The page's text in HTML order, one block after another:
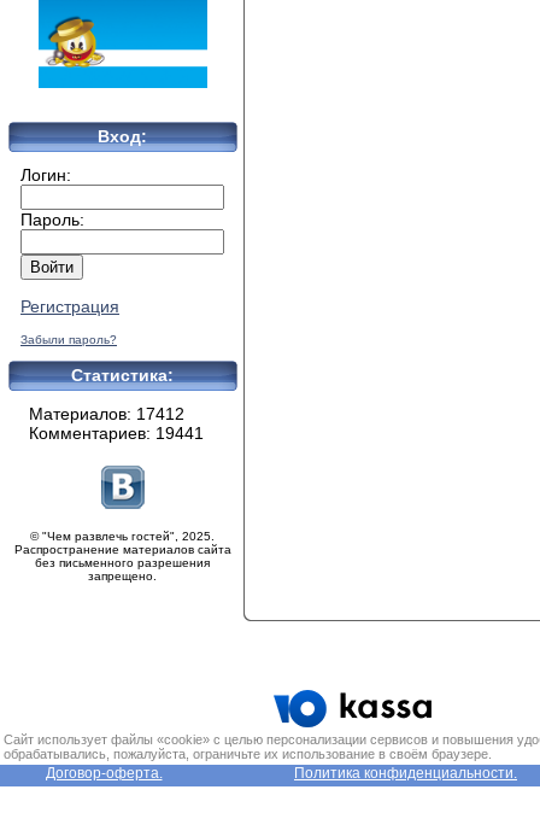
Вход:
Логин:
Пароль:
Регистрация
Забыли пароль?
Статистика:
Материалов: 17412
Комментариев: 19441
© "Чем развлечь гостей", 2025.
Распространение материалов сайта
без письменного разрешения
запрещено.
Сайт использует файлы «cookie» с целью персонализации сервисов и повышения
обрабатывались, пожалуйста, ограничьте их использование в своём браузере.
Договор-оферта. Политика конфиденциальности.